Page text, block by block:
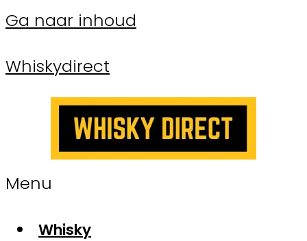
Ga naar inhoud
Whiskydirect
Menu
Whisky